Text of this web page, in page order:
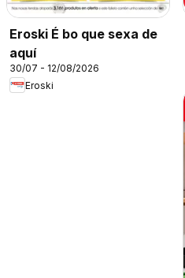
Eroski É bo que sexa de
aquí
30/07 - 12/08/2026
Eroski